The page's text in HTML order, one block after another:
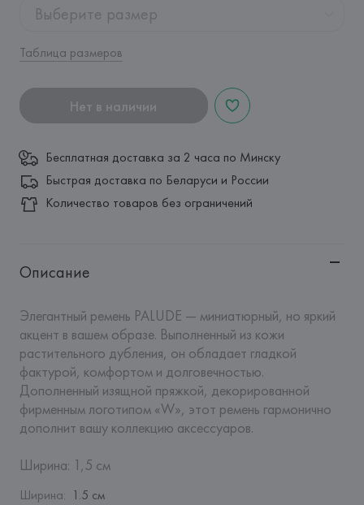
Выберите размер
Таблица размеров
Нет в наличии
Бесплатная доставка за 2 часа по Минску
Быстрая доставка по Беларуси и России
Количество товаров без ограничений
Описание
Элегантный ремень PALUDE — миниатюрный, но яркий
акцент в вашем образе. Выполненный из кожи
растительного дубления, он обладает гладкой
фактурой, комфортом и долговечностью.
Дополненный изящной пряжкой, декорированной
фирменным логотипом «W», этот ремень гармонично
дополнит вашу коллекцию аксессуаров.
Ширина: 1,5 см
Ширина: 1.5 см